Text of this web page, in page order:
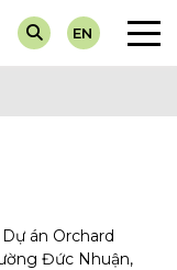
EN
án Orchard
Đức Nhuận,